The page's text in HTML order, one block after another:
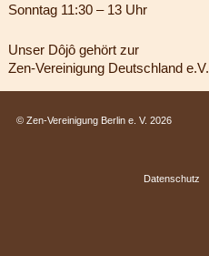
Sonntag 11:30 – 13 Uhr
Unser Dôjô gehört zur
Zen-Vereinigung Deutschland e.V.
© Zen-Vereinigung Berlin e. V. 2026
Datenschutz